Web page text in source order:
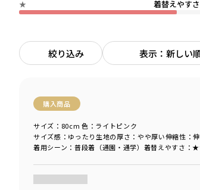
着替えやすさ
★
絞り込み 表示：新しい
購入商品
サイズ感 ：ゆったり 生地の厚さ ：やや厚い伸縮性 ：
着用シーン ：普段着（通園・通学） 着替えやすさ ：
サイズ：80cm 色：ライトピンク